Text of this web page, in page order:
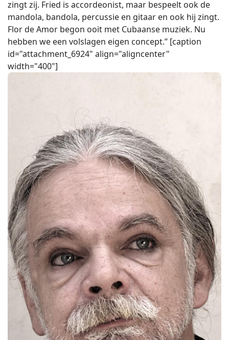
zingt zij. Fried is accordeonist, maar bespeelt ook de
mandola, bandola, percussie en gitaar en ook hij zingt.
Flor de Amor begon ooit met Cubaanse muziek. Nu
hebben we een volslagen eigen concept.” [caption
id="attachment_6924" align="aligncenter"
width="400"]